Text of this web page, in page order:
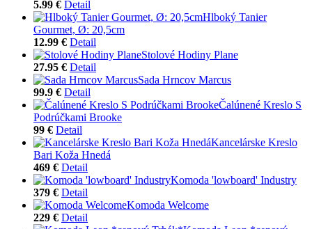
5.99 € Detail
Hlboký Tanier
Gourmet, Ø: 20,5cm
12.99 € Detail
Stolové Hodiny Plane
27.95 € Detail
Sada Hrncov Marcus
99.9 € Detail
Čalúnené Kreslo S
Podrúčkami Brooke
99 € Detail
Kancelárske Kreslo
Bari Koža Hnedá
469 € Detail
Komoda 'lowboard' Industry
379 € Detail
Komoda Welcome
229 € Detail